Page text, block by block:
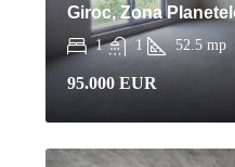
Giroc, Zona
1 1 52.5 mp
95.000 EUR